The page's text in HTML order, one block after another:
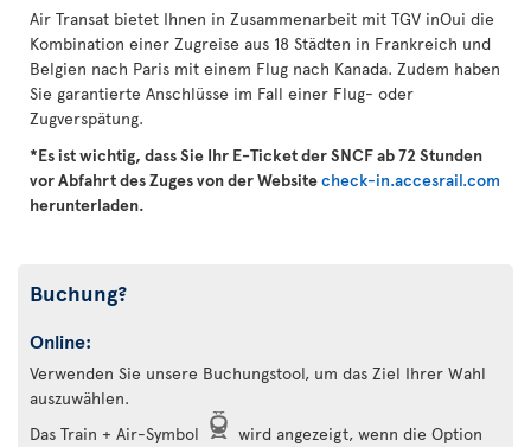
Air Transat bietet Ihnen in Zusammenarbeit mit TGV inOui die
Kombination einer Zugreise aus 18 Städten in Frankreich und
Belgien nach Paris mit einem Flug nach Kanada. Zudem haben
Sie garantierte Anschlüsse im Fall einer Flug- oder
Zugverspätung.
*Es ist wichtig, dass Sie Ihr E-Ticket der SNCF ab 72 Stunden
vor Abfahrt des Zuges von der Websitecheck-in.accesrail.com
herunterladen.
Buchung?
Online:
Verwenden Sie unsere Buchungstool, um das Ziel Ihrer Wahl
auszuwählen.
Das Train + Air-Symbol
wird angezeigt, wenn die Option